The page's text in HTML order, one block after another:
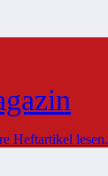
Heftartikel lesen.